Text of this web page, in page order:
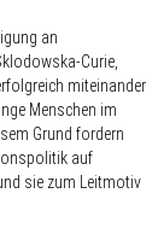
an
Curie,
miteinander
Menschen im
Grund fordern
auf
sie zum Leitmotiv